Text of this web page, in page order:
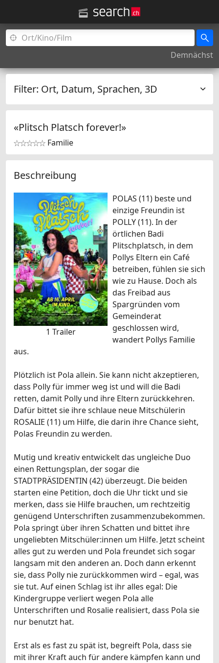
Demnächst
Filter: Ort, Datum, Sprachen, 3D
«Plitsch Platsch forever!»

 Familie
Beschreibung
1 Trailer
POLAS (11) beste und
einzige Freundin ist
POLLY (11). In der
örtlichen Badi
Plitschplatsch, in dem
Pollys Eltern ein Café
betreiben, fühlen sie sich
wie zu Hause. Doch als
das Freibad aus
Spargründen vom
Gemeinderat
geschlossen wird,
wandert Pollys Familie
aus.
Plötzlich ist Pola allein. Sie kann nicht akzeptieren,
dass Polly für immer weg ist und will die Badi
retten, damit Polly und ihre Eltern zurückkehren.
Dafür bittet sie ihre schlaue neue Mitschülerin
ROSALIE (11) um Hilfe, die darin ihre Chance sieht,
Polas Freundin zu werden.
Mutig und kreativ entwickelt das ungleiche Duo
einen Rettungsplan, der sogar die
STADTPRÄSIDENTIN (42) überzeugt. Die beiden
starten eine Petition, doch die Uhr tickt und sie
merken, dass sie Hilfe brauchen, um rechtzeitig
genügend Unterschriften zusammenzubekommen.
Pola springt über ihren Schatten und bittet ihre
ungeliebten Mitschüler:innen um Hilfe. Jetzt scheint
alles gut zu werden und Pola freundet sich sogar
langsam mit den anderen an. Doch dann erkennt
sie, dass Polly nie zurückkommen wird – egal, was
sie tut. Auf einen Schlag ist ihr alles egal: Die
Kindergruppe verliert wegen Pola alle
Unterschriften und Rosalie realisiert, dass Pola sie
nur benutzt hat.
Erst als es fast zu spät ist, begreift Pola, dass sie
mit ihrer Kraft auch für andere kämpfen kann und